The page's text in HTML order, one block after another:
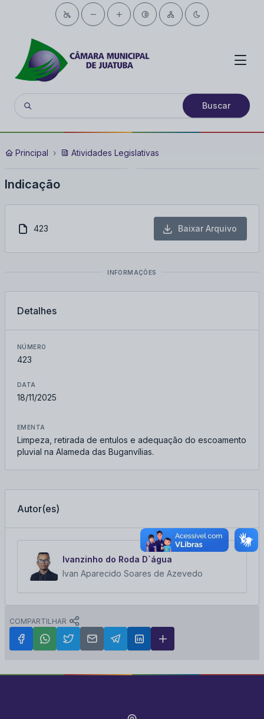
Buscar
Principal Atividades Legislativas
Indicação
423 Baixar Arquivo
INFORMAÇÕES
Detalhes
NÚMERO
423
DATA
18/11/2025
EMENTA
Limpeza, retirada de entulos e adequação do escoamento
pluvial na Alameda das Buganvílias.
Autor(es)
Ivanzinho do Roda D`água
Ivan Aparecido Soares de Azevedo
COMPARTILHAR